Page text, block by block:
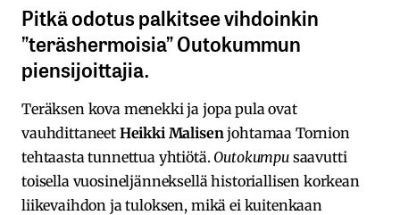
Pitkä odotus palkitsee vihdoinkin
”teräshermoisia” Outokummun
piensijoittajia.
Teräksen kova menekki ja jopa pula ovat
vauhdittaneet Heikki Malisen johtamaa Tornion
tehtaasta tunnettua yhtiötä. Outokumpusaavutti
toisella vuosineljänneksellä historiallisen korkean
liikevaihdon ja tuloksen, mikä ei kuitenkaan